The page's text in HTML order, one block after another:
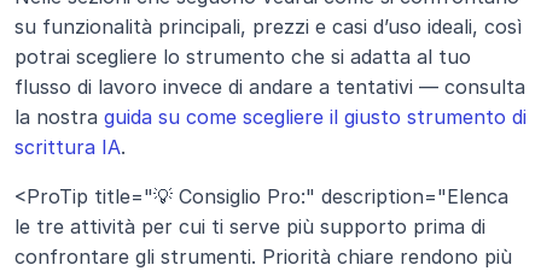
su funzionalità principali, prezzi e casi d’uso ideali, così
potrai scegliere lo strumento che si adatta al tuo
flusso di lavoro invece di andare a tentativi — consulta
la nostra guida su come scegliere il giusto strumento di
scrittura IA.
<ProTip title="💡 Consiglio Pro:" description="Elenca
le tre attività per cui ti serve più supporto prima di
confrontare gli strumenti. Priorità chiare rendono più